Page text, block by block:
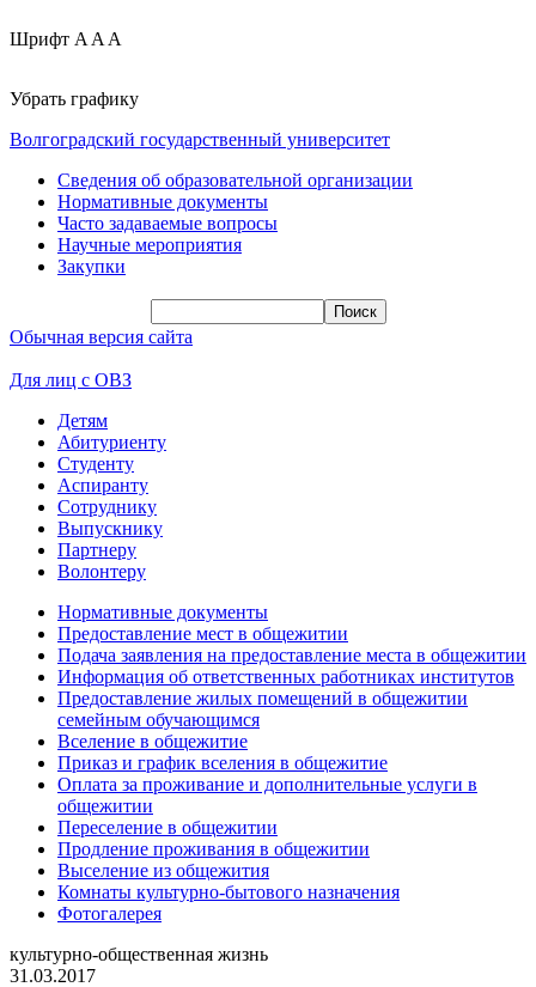
Шрифт A A A
Убрать графику
Волгоградский государственный университет
Сведения об образовательной организации
Нормативные документы
Часто задаваемые вопросы
Научные мероприятия
Закупки
Обычная версия сайта
Для лиц с ОВЗ
Детям
Абитуриенту
Студенту
Аспиранту
Сотруднику
Выпускнику
Партнеру
Волонтеру
Нормативные документы
Предоставление мест в общежитии
Подача заявления на предоставление места в общежитии
Информация об ответственных работниках институтов
Предоставление жилых помещений в общежитии
семейным обучающимся
Вселение в общежитие
Приказ и график вселения в общежитие
Оплата за проживание и дополнительные услуги в
общежитии
Переселение в общежитии
Продление проживания в общежитии
Выселение из общежития
Комнаты культурно-бытового назначения
Фотогалерея
культурно-общественная жизнь
31.03.2017